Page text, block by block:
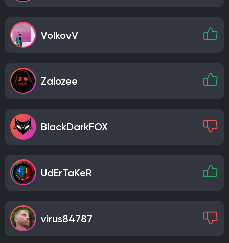
VolkovV
Zalozee
BlackDarkFOX
UdErTaKeR
virus84787